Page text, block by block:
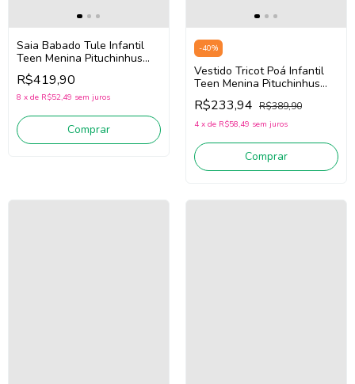
Saia Babado Tule Infantil
Teen Menina Pituchinhus
30752 (Preto)
R$419,90
8 x de R$52,49 sem juros
Comprar
-40%
Vestido Tricot Poá Infantil
Teen Menina Pituchinhus
30215 (Rosa Claro)
R$233,94 R$389,90
4 x de R$58,49 sem juros
Comprar